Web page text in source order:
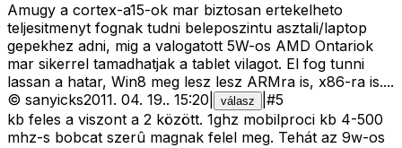
Amugy a cortex-a15-ok mar biztosan ertekelheto
teljesitmenyt fognak tudni beleposzintu asztali/laptop
gepekhez adni, mig a valogatott 5W-os AMD Ontariok
mar sikerrel tamadhatjak a tablet vilagot. El fog tunni
lassan a hatar, Win8 meg lesz lesz ARMra is, x86-ra is....
© sanyicks2011. 04. 19.. 15:20 válasz #5
kb feles a viszont a 2 között. 1ghz mobilproci kb 4-500
mhz-s bobcat szerû magnak felel meg. Tehát az 9w-os